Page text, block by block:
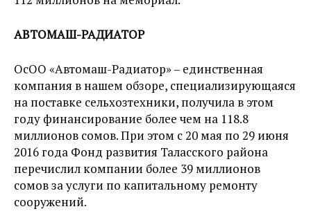
АВТОМАШ-РАДИАТОР
ОсОО «Автомаш-Радиатор» – единственная
компания в нашем обзоре, специализирующаяся
на поставке сельхозтехники, получила в этом
году финансирование более чем на 118.8
миллионов сомов. При этом с 20 мая по 29 июня
2016 года Фонд развития Таласского района
перечислил компании более 39 миллионов
сомов за услуги по капитальному ремонту
сооружений.